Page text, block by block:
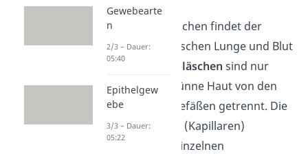
In den Lungenbläschen findet der
Gasaustausch
zwischen Lunge und Blut
statt. Die
Lungenbläschen sind nur
durch eine sehr dünne Haut von den
umgebenen Blutgefäßen getrennt. Die
feinenBlutgefäße
(Kapillaren)
umschließen die einzelnen
Gewebearte
n
2/3 – Dauer:
05:40
Epithelgew
ebe
3/3 – Dauer:
05:22